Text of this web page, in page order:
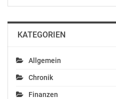
KATEGORIEN
Allgemein
Chronik
Finanzen